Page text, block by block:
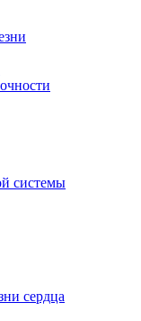
системы
сердца